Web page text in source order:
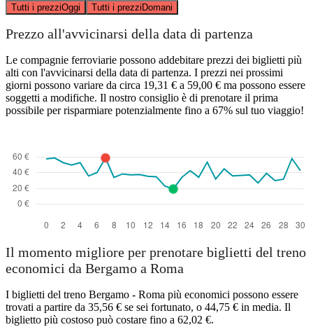
Tutti i prezziOggi Tutti i prezziDomani
Prezzo all'avvicinarsi della data di partenza
Le compagnie ferroviarie possono addebitare prezzi dei biglietti più
alti con l'avvicinarsi della data di partenza. I prezzi nei prossimi
giorni possono variare da circa 19,31 € a 59,00 € ma possono essere
soggetti a modifiche. Il nostro consiglio è di prenotare il prima
possibile per risparmiare potenzialmente fino a 67% sul tuo viaggio!
Il momento migliore per prenotare biglietti del treno
economici da Bergamo a Roma
I biglietti del treno Bergamo - Roma più economici possono essere
trovati a partire da 35,56 € se sei fortunato, o 44,75 € in media. Il
biglietto più costoso può costare fino a 62,02 €.